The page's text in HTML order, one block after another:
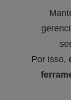
Por isso,